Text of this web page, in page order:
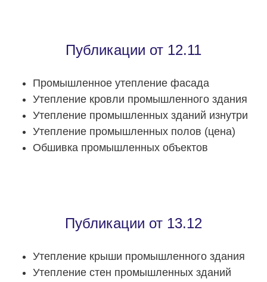
Публикации от 12.11
Промышленное утепление фасада
Утепление кровли промышленного здания
Утепление промышленных зданий изнутри
Утепление промышленных полов (цена)
Обшивка промышленных объектов
Публикации от 13.12
Утепление крыши промышленного здания
Утепление стен промышленных зданий